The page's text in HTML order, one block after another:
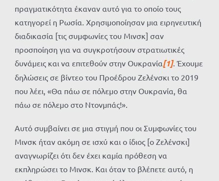
πραγματικότητα έκαναν αυτό για το οποίο τους
κατηγορεί η Ρωσία. Χρησιμοποίησαν μια ειρηνευτική
διαδικασία [τις συμφωνίες του Μινσκ] σαν
προσποίηση για να συγκροτήσουν στρατιωτικές
δυνάμεις και να επιτεθούν στην Ουκρανία[1]. Έχουμε
δηλώσεις σε βίντεο του Προέδρου Ζελένσκι το 2019
που λέει, «Θα πάω σε πόλεμο στην Ουκρανία, θα
πάω σε πόλεμο στο Ντονμπάς!».
Αυτό συμβαίνει σε μια στιγμή που οι Συμφωνίες του
Μινσκ ήταν ακόμη σε ισχύ και ο ίδιος [ο Ζελένσκι]
αναγνωρίζει ότι δεν έχει καμία πρόθεση να
εκπληρώσει το Μινσκ. Και όταν το βλέπετε αυτό, η